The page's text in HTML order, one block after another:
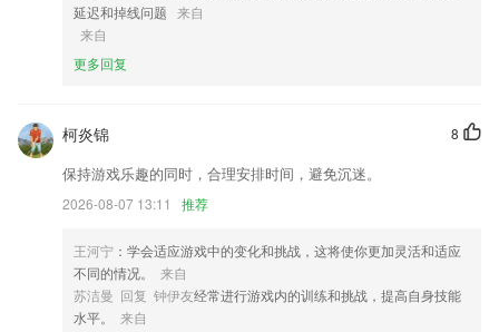
6,搜索，一键搜索，快速定位内容
彩99彩票手机客户端软件优势
2.遇到相似的人和有趣的分享~ 精彩世界目不暇接！
3.·尤克里里或叫乌克丽丽英文名称：Ukulele，一种四条弦夏威夷的拨弦
乐器，归属在吉他乐器一族。
4.这里提供的服务优质，任何疑难问题都可以解决
5.·随时随地通过手机或PC端观看宝宝实时动向。宝宝更安全，家长更放
6.游戏化情景教学，外教1对1高频互动。
延迟和掉线问题 来自
来自
更多回复
8
柯炎锦
保持游戏乐趣的同时，合理安排时间，避免沉迷。
2026-08-07 13:11 推荐
王河宁 ：学会适应游戏中的变化和挑战，这将使你更加灵活和适应
不同的情况。
来自
苏洁曼 回复 钟伊友经常进行游戏内的训练和挑战，提高自身技能
水平。
来自